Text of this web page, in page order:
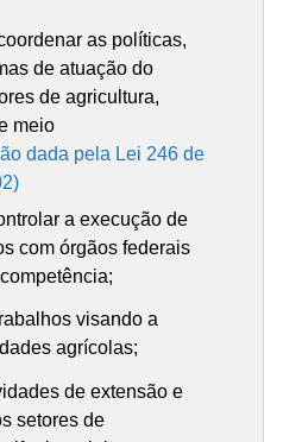
as políticas,
de atuação do
de agricultura,
meio
dada pela Lei 246 de
a execução de
com órgãos federais
visando a
agrícolas;
de extensão e
setores de